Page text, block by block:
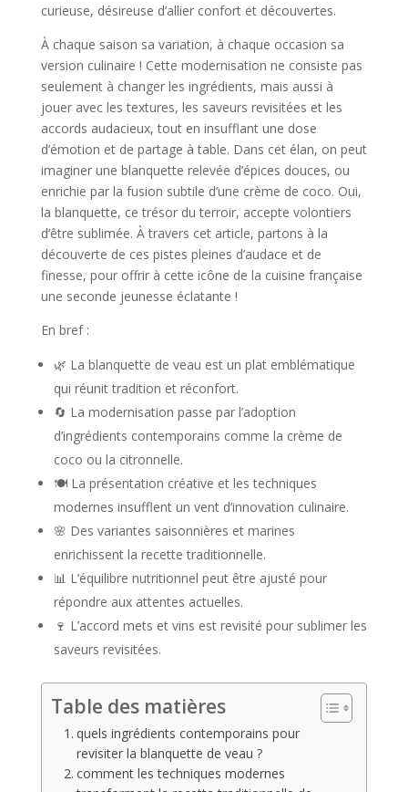
curieuse, désireuse d’allier confort et découvertes.
À chaque saison sa variation, à chaque occasion sa
version culinaire ! Cette modernisation ne consiste pas
seulement à changer les ingrédients, mais aussi à
jouer avec les textures, les saveurs revisitées et les
accords audacieux, tout en insufflant une dose
d’émotion et de partage à table. Dans cet élan, on peut
imaginer une blanquette relevée d’épices douces, ou
enrichie par la fusion subtile d’une crème de coco. Oui,
la blanquette, ce trésor du terroir, accepte volontiers
d’être sublimée. À travers cet article, partons à la
découverte de ces pistes pleines d’audace et de
finesse, pour offrir à cette icône de la cuisine française
une seconde jeunesse éclatante !
En bref :
🌿 La blanquette de veau est un plat emblématique
qui réunit tradition et réconfort.
🔄 La modernisation passe par l’adoption
d’ingrédients contemporains comme la crème de
coco ou la citronnelle.
🍽️ La présentation créative et les techniques
modernes insufflent un vent d’innovation culinaire.
🌸 Des variantes saisonnières et marines
enrichissent la recette traditionnelle.
📊 L’équilibre nutritionnel peut être ajusté pour
répondre aux attentes actuelles.
🍷 L’accord mets et vins est revisité pour sublimer les
saveurs revisitées.
Table des matières
quels ingrédients contemporains pour
revisiter la blanquette de veau ?
comment les techniques modernes